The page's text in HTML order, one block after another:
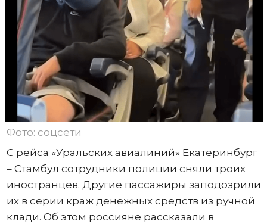
Фото: соцсети
С рейса «Уральских авиалиний» Екатеринбург
– Стамбул сотрудники полиции сняли троих
иностранцев. Другие пассажиры заподозрили
их в серии краж денежных средств из ручной
клади. Об этом россияне рассказали в